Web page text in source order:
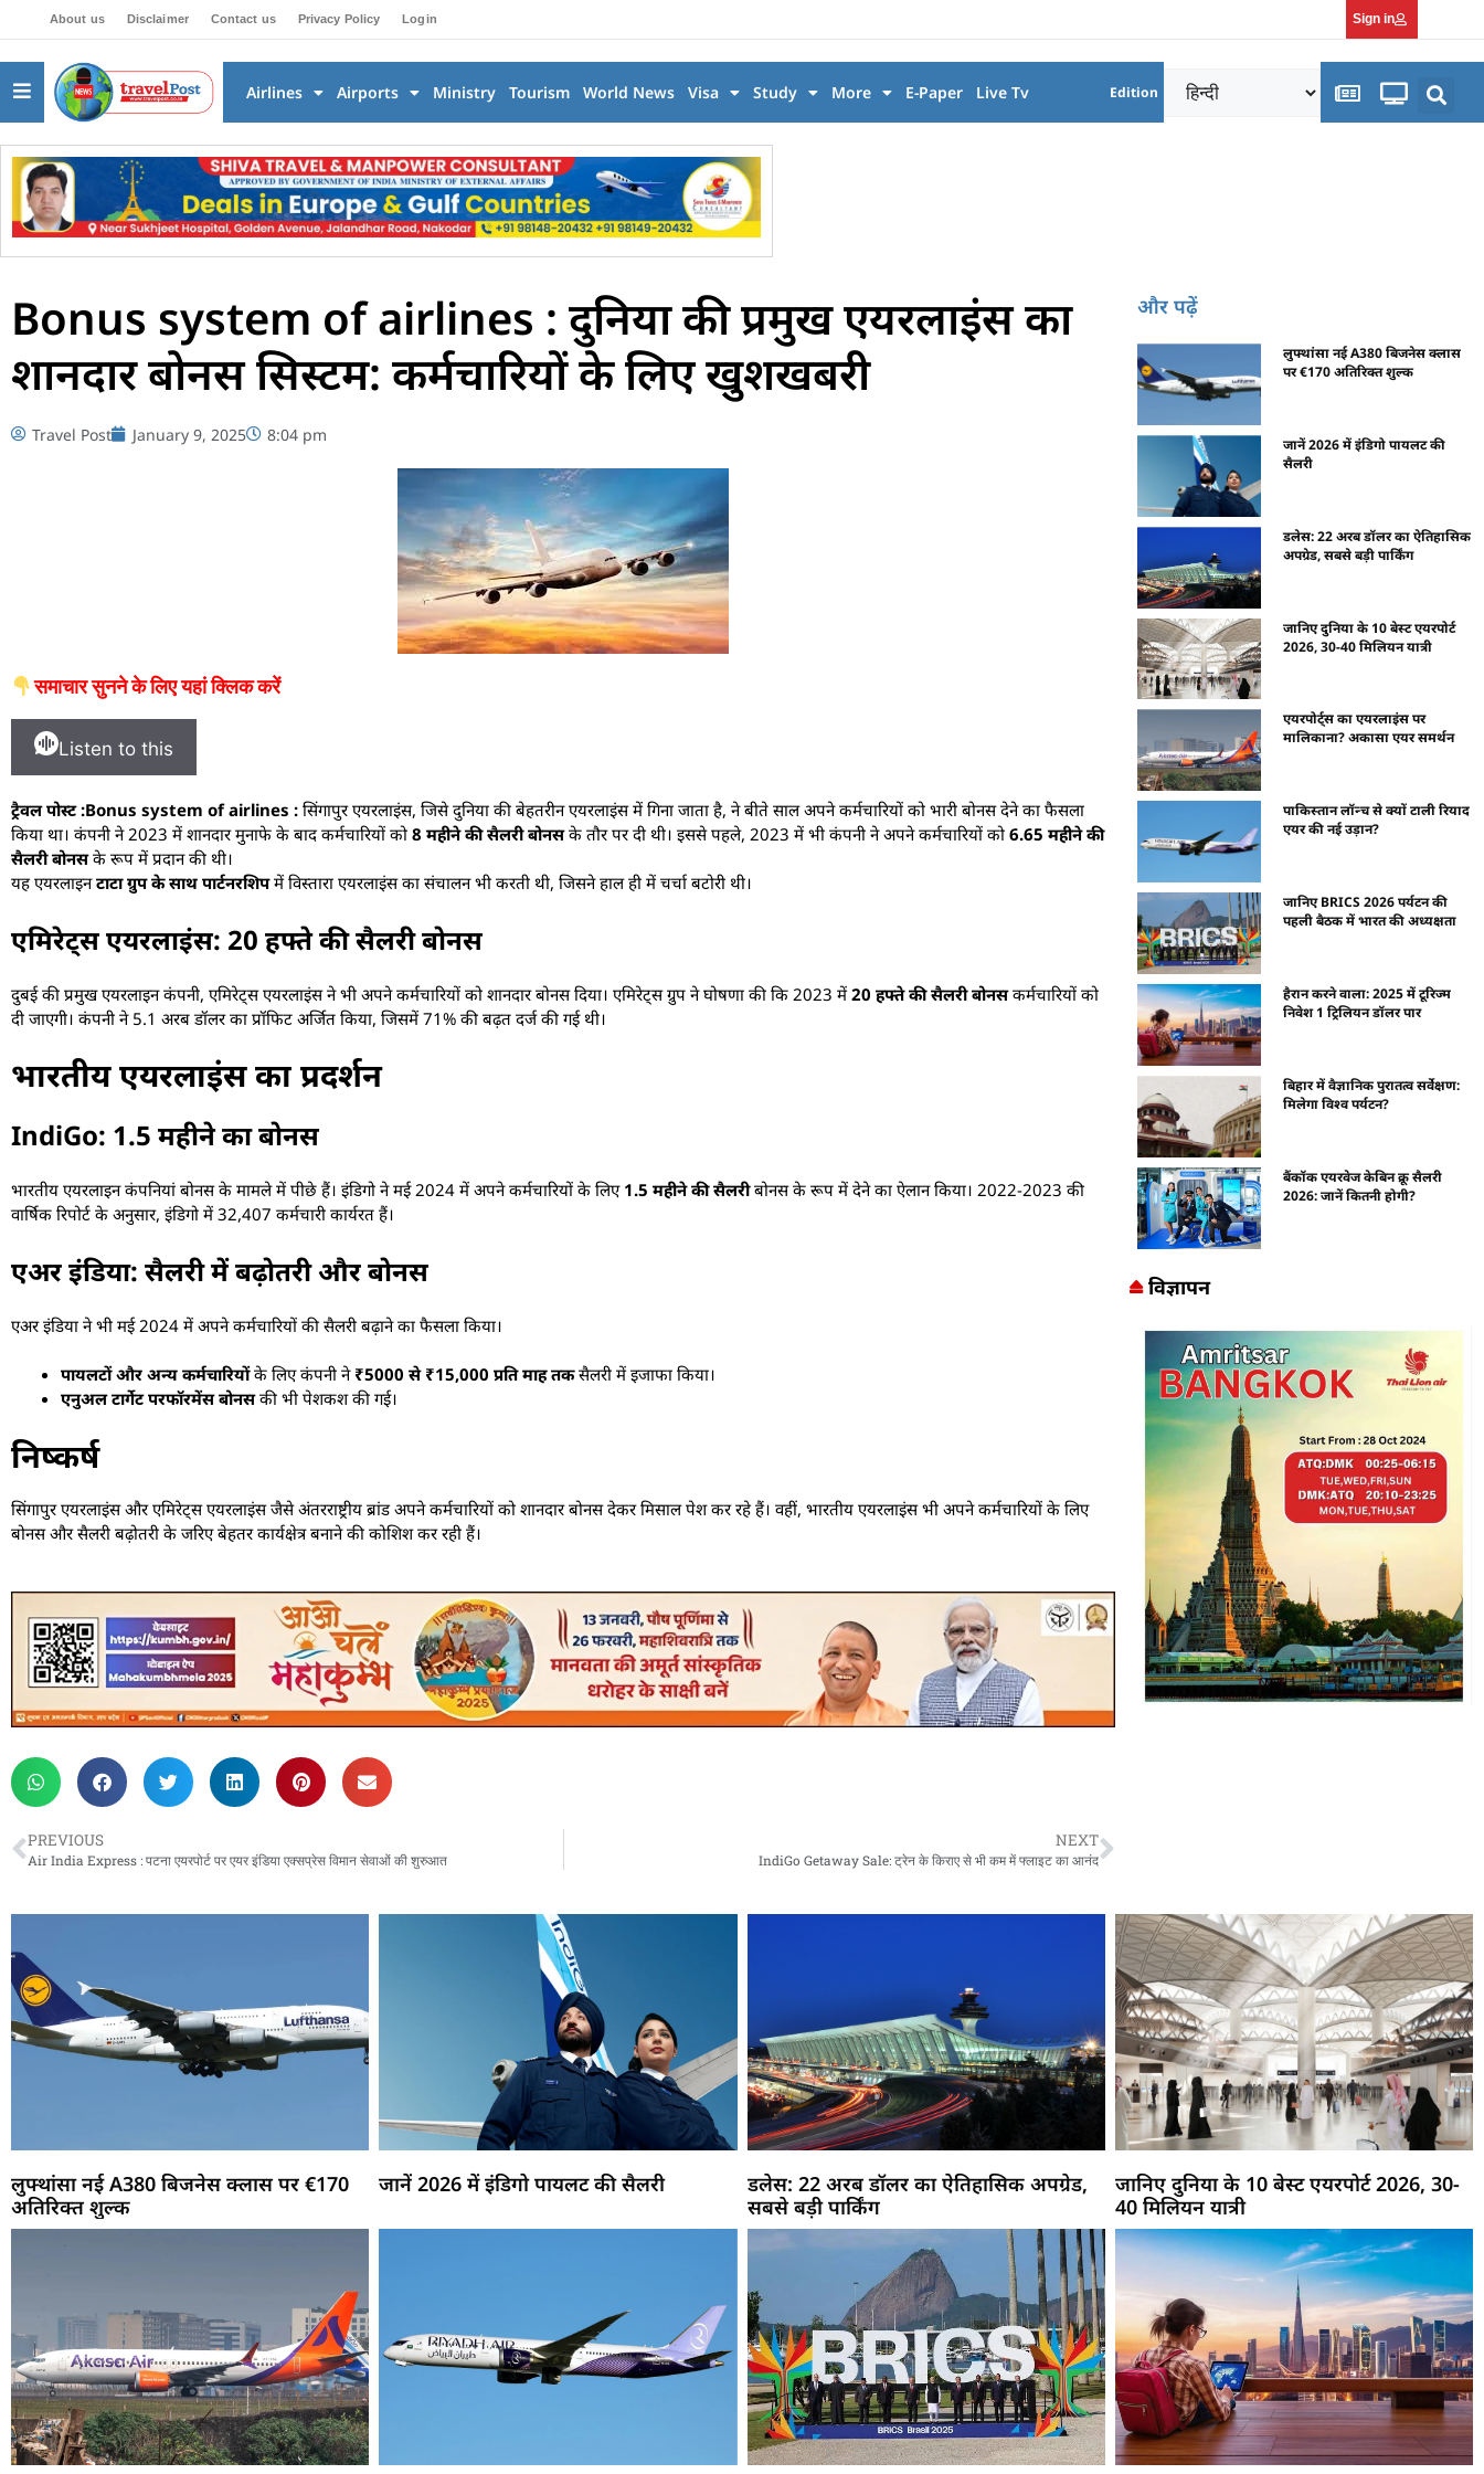
About us Disclaimer Contact us Privacy Policy Login Sign in
Airlines Airports Ministry Tourism World News Visa Study More E-Paper Live Tv Edition
Bonus system of airlines : दुनिया की प्रमुख एयरलाइंस का
शानदार बोनस सिस्टम: कर्मचारियों के लिए खुशखबरी
Travel Post January 9, 2025 8:04 pm
समाचार सुनने के लिए यहां क्लिक करें
Listen to this
ट्रैवल पोस्ट :Bonus system of airlines : सिंगापुर एयरलाइंस, जिसे दुनिया की बेहतरीन एयरलाइंस में गिना जाता है, ने बीते साल अपने कर्मचारियों को भारी बोनस देने का फैसला
किया था। कंपनी ने 2023 में शानदार मुनाफे के बाद कर्मचारियों को 8 महीने की सैलरी बोनसके तौर पर दी थी। इससे पहले, 2023 में भी कंपनी ने अपने कर्मचारियों को 6.65 महीने की
सैलरी बोनसके रूप में प्रदान की थी।
यह एयरलाइनटाटा ग्रुप के साथ पार्टनरशिपमें विस्तारा एयरलाइंस का संचालन भी करती थी, जिसने हाल ही में चर्चा बटोरी थी।
एमिरेट्स एयरलाइंस: 20 हफ्ते की सैलरी बोनस
दुबई की प्रमुख एयरलाइन कंपनी, एमिरेट्स एयरलाइंस ने भी अपने कर्मचारियों को शानदार बोनस दिया। एमिरेट्स ग्रुप ने घोषणा की कि 2023 में20 हफ्ते की सैलरी बोनसकर्मचारियों को
दी जाएगी। कंपनी ने 5.1 अरब डॉलर का प्रॉफिट अर्जित किया, जिसमें 71% की बढ़त दर्ज की गई थी।
भारतीय एयरलाइंस का प्रदर्शन
IndiGo: 1.5 महीने का बोनस
भारतीय एयरलाइन कंपनियां बोनस के मामले में पीछे हैं। इंडिगो ने मई 2024 में अपने कर्मचारियों के लिए 1.5 महीने की सैलरीबोनस के रूप में देने का ऐलान किया। 2022-2023 की
वार्षिक रिपोर्ट के अनुसार, इंडिगो में 32,407 कर्मचारी कार्यरत हैं।
एअर इंडिया: सैलरी में बढ़ोतरी और बोनस
एअर इंडिया ने भी मई 2024 में अपने कर्मचारियों की सैलरी बढ़ाने का फैसला किया।
पायलटों और अन्य कर्मचारियोंके लिए कंपनी ने ₹5000 से ₹15,000 प्रति माह तकसैलरी में इजाफा किया।
एनुअल टार्गेट परफॉरमेंस बोनसकी भी पेशकश की गई।
निष्कर्ष
सिंगापुर एयरलाइंस और एमिरेट्स एयरलाइंस जैसे अंतरराष्ट्रीय ब्रांड अपने कर्मचारियों को शानदार बोनस देकर मिसाल पेश कर रहे हैं। वहीं, भारतीय एयरलाइंस भी अपने कर्मचारियों के लिए
बोनस और सैलरी बढ़ोतरी के जरिए बेहतर कार्यक्षेत्र बनाने की कोशिश कर रही हैं।
PREVIOUS
Air India Express : पटना एयरपोर्ट पर एयर इंडिया एक्सप्रेस विमान सेवाओं की शुरुआत
NEXT
IndiGo Getaway Sale: ट्रेन के किराए से भी कम में फ्लाइट का आनंद
और पढ़ें
लुफ्थांसा नई A380 बिजनेस क्लास
पर €170 अतिरिक्त शुल्क
जानें 2026 में इंडिगो पायलट की
सैलरी
डलेस: 22 अरब डॉलर का ऐतिहासिक
अपग्रेड, सबसे बड़ी पार्किंग
जानिए दुनिया के 10 बेस्ट एयरपोर्ट
2026, 30-40 मिलियन यात्री
एयरपोर्ट्स का एयरलाइंस पर
मालिकाना? अकासा एयर समर्थन
पाकिस्तान लॉन्च से क्यों टाली रियाद
एयर की नई उड़ान?
जानिए BRICS 2026 पर्यटन की
पहली बैठक में भारत की अध्यक्षता
हैरान करने वाला: 2025 में टूरिज्म
निवेश 1 ट्रिलियन डॉलर पार
बिहार में वैज्ञानिक पुरातत्व सर्वेक्षण:
मिलेगा विश्व पर्यटन?
बैंकॉक एयरवेज केबिन क्रू सैलरी
2026: जानें कितनी होगी?
विज्ञापन
लुफ्थांसा नई A380 बिजनेस क्लास पर €170
अतिरिक्त शुल्क
जानें 2026 में इंडिगो पायलट की सैलरी
डलेस: 22 अरब डॉलर का ऐतिहासिक अपग्रेड,
सबसे बड़ी पार्किंग
जानिए दुनिया के 10 बेस्ट एयरपोर्ट 2026, 30-
40 मिलियन यात्री